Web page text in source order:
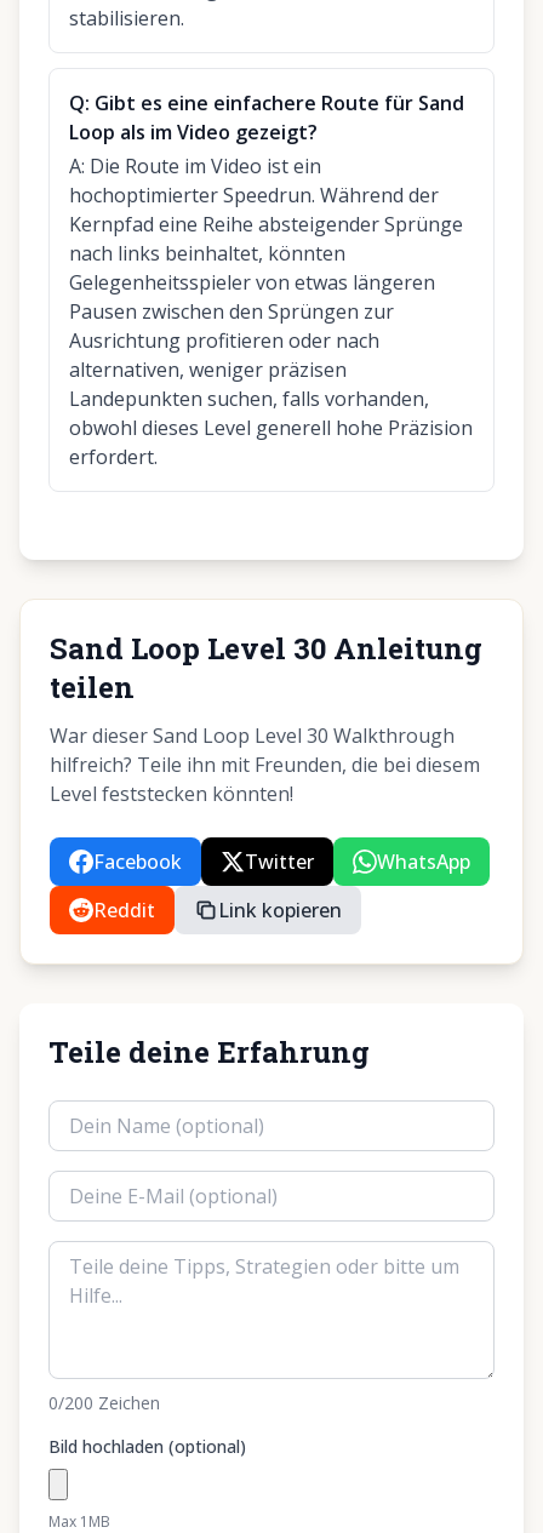
stabilisieren.
Q: Gibt es eine einfachere Route für Sand
Loop als im Video gezeigt?
A: Die Route im Video ist ein
hochoptimierter Speedrun. Während der
Kernpfad eine Reihe absteigender Sprünge
nach links beinhaltet, könnten
Gelegenheitsspieler von etwas längeren
Pausen zwischen den Sprüngen zur
Ausrichtung profitieren oder nach
alternativen, weniger präzisen
Landepunkten suchen, falls vorhanden,
obwohl dieses Level generell hohe Präzision
erfordert.
Sand Loop Level 30 Anleitung
teilen
War dieser Sand Loop Level 30 Walkthrough
hilfreich? Teile ihn mit Freunden, die bei diesem
Level feststecken könnten!
Facebook Twitter
WhatsApp
Reddit
Link kopieren
Teile deine Erfahrung
0/200 Zeichen
Bild hochladen (optional)
Max 1MB